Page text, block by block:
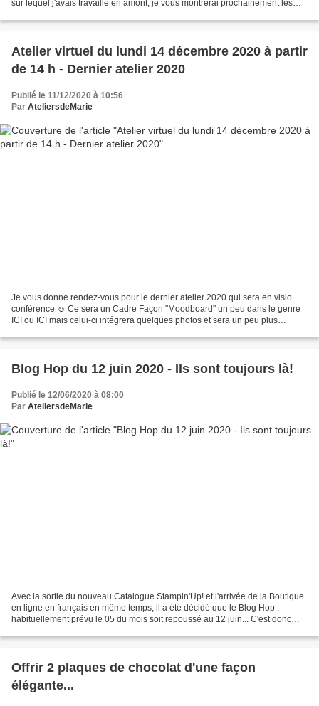
sur lequel j'avais travaillé en amont, je vous montrerai prochainement les
Atelier virtuel du lundi 14 décembre 2020 à partir
de 14 h - Dernier atelier 2020
Publié le 11/12/2020 à 10:56
Par AteliersdeMarie
Je vous donne rendez-vous pour le dernier atelier 2020 qui sera en visio
conférence ☺ Ce sera un Cadre Façon "Moodboard" un peu dans le genre
ICI ou ICI mais celui-ci intégrera quelques photos et sera un peu plus
Blog Hop du 12 juin 2020 - Ils sont toujours là!
Publié le 12/06/2020 à 08:00
Par AteliersdeMarie
Avec la sortie du nouveau Catalogue Stampin'Up! et l'arrivée de la Boutique
en ligne en français en même temps, il a été décidé que le Blog Hop ,
habituellement prévu le 05 du mois soit repoussé au 12 juin... C'est donc
Offrir 2 plaques de chocolat d'une façon
élégante...